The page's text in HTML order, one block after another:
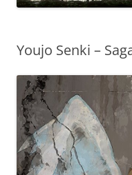
Youjo Senki –